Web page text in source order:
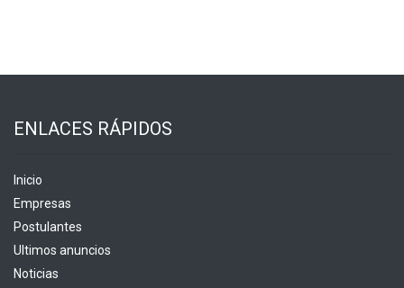
ENLACES RÁPIDOS
Inicio
Empresas
Postulantes
Ultimos anuncios
Noticias